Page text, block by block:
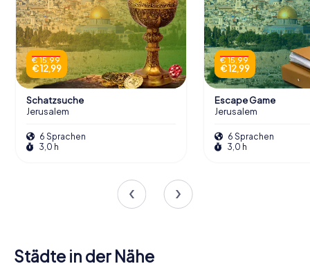
€ 15,99
€ 12,99
Schatzsuche
Jerusalem
6 Sprachen
3,0 h
€ 15,99
€ 12,99
Escape Game
Jerusalem
6 Sprachen
3,0 h
Städte in der Nähe